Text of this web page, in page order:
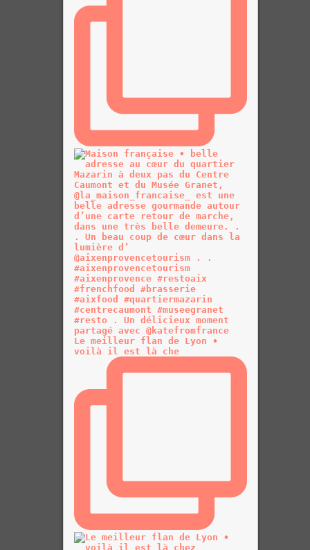
Le meilleur flan de Lyon •
voilà il est là che